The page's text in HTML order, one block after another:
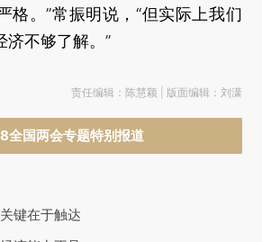
格。”常振明说，“但实际上我们
济不够了解。”
责任编辑：陈慧颖 | 版面编辑：刘潇
全国两会专题特别报道
键在于触达